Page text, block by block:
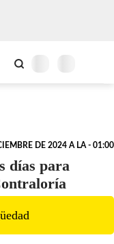
DE 2024 A LA - 01:00
días para